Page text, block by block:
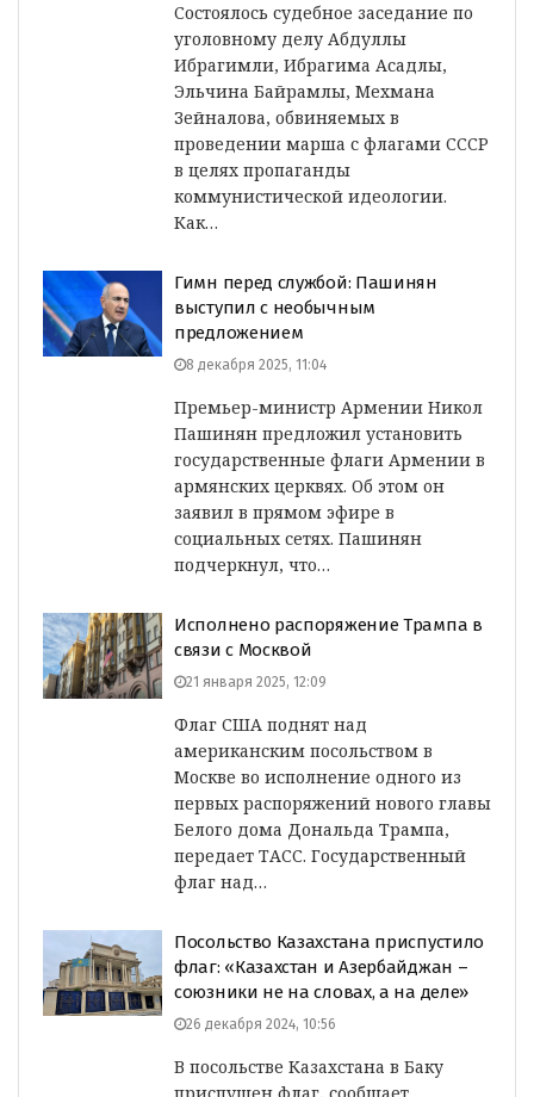
Состоялось судебное заседание по
уголовному делу Абдуллы
Ибрагимли, Ибрагима Асадлы,
Эльчина Байрамлы, Мехмана
Зейналова, обвиняемых в
проведении марша с флагами СССР
в целях пропаганды
коммунистической идеологии.
Как…
Гимн перед службой: Пашинян
выступил с необычным
предложением
8 декабря 2025, 11:04
Премьер-министр Армении Никол
Пашинян предложил установить
государственные флаги Армении в
армянских церквях. Об этом он
заявил в прямом эфире в
социальных сетях. Пашинян
подчеркнул, что…
Исполнено распоряжение Трампа в
связи с Москвой
21 января 2025, 12:09
Флаг США поднят над
американским посольством в
Москве во исполнение одного из
первых распоряжений нового главы
Белого дома Дональда Трампа,
передает ТАСС. Государственный
флаг над…
Посольство Казахстана приспустило
флаг: «Казахстан и Азербайджан –
союзники не на словах, а на деле»
26 декабря 2024, 10:56
В посольстве Казахстана в Баку